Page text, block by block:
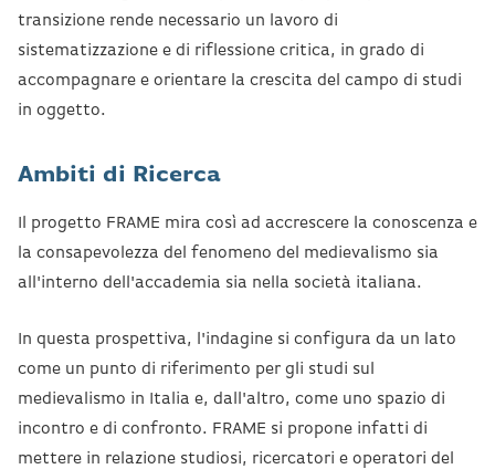
transizione rende necessario un lavoro di
sistematizzazione e di riflessione critica, in grado di
accompagnare e orientare la crescita del campo di studi
in oggetto.
Ambiti di Ricerca
Il progetto FRAME mira così ad accrescere la conoscenza e
la consapevolezza del fenomeno del medievalismo sia
all'interno dell'accademia sia nella società italiana.
In questa prospettiva, l'indagine si configura da un lato
come un punto di riferimento per gli studi sul
medievalismo in Italia e, dall'altro, come uno spazio di
incontro e di confronto. FRAME si propone infatti di
mettere in relazione studiosi, ricercatori e operatori del